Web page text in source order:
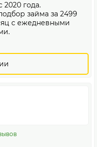
2020 года.
займа за 2499
с ежедневными